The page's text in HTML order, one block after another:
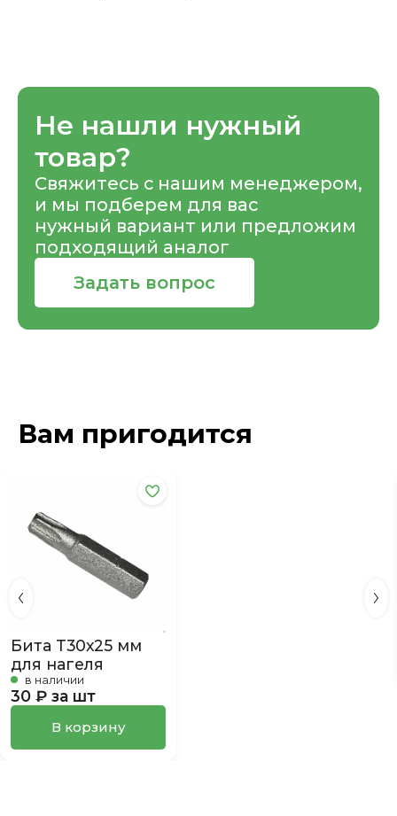
Не нашли нужный
товар?
Свяжитесь с нашим менеджером,
и мы подберем для вас
нужный вариант или предложим
подходящий аналог
Задать вопрос
Вам пригодится
Бита Т30х25 мм
для нагеля
в наличии
30 ₽ за шт
В корзину